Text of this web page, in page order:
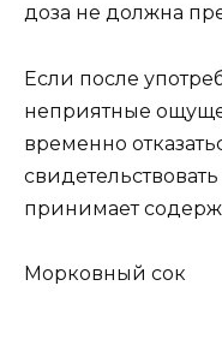
доза не должна
Если после
неприятные
временно
принимает
Морковный сок